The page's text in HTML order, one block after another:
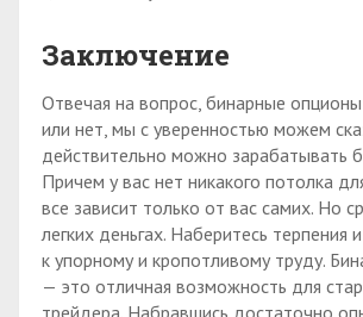
Заключение
Отвечая на вопрос, бинарные
или нет, мы с уверенностью можем
действительно можно зарабатывать
Причем у вас нет никакого потолка
все зависит только от вас самих. Но
легких деньгах. Наберитесь терпения
к упорному и кропотливому труду.
— это отличная возможность для